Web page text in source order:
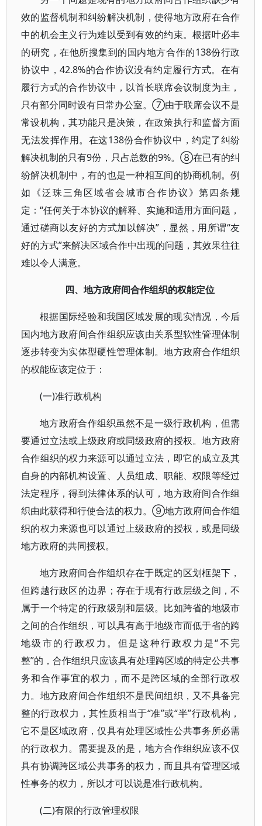
效的监督机制和纠纷解决机制，使得地方政府在合作
中的机会主义行为难以受到有效的约束。根据叶必丰
的研究，在他所搜集到的国内地方合作的138份行政
协议中，42.8%的合作协议没有约定履行方式。在有
履行方式的合作协议中，以首长联席会议制度为主，
只有部分同时设有日常办公室。⑦由于联席会议不是
常设机构，其功能只是决策，在政策执行和监督方面
无法发挥作用。在这138份合作协议中，约定了纠纷
解决机制的只有9份，只占总数的9%。⑧在已有的纠
纷解决机制中，有的也是一种相互间的协商机制。例
如《泛珠三角区域省会城市合作协议》第四条规
定：“任何关于本协议的解释、实施和适用方面问题，
通过磋商以友好的方式加以解决”，显然，用所谓“友
好的方式”来解决区域合作中出现的问题，其效果往往
难以令人满意。
四、地方政府间合作组织的权能定位
根据国际经验和我国区域发展的现实情况，今后
国内地方政府间合作组织应该由关系型软性管理体制
逐步转变为实体型硬性管理体制。地方政府合作组织
的权能应该定位于：
(一)准行政机构
地方政府合作组织虽然不是一级行政机构，但需
要通过立法或上级政府或同级政府的授权。地方政府
合作组织的权力来源可以通过立法，即它的成立及其
自身的内部机构设置、人员组成、职能、权限等经过
法定程序，得到法律体系的认可，地方政府间合作组
织由此获得和行使合法的权力。⑨地方政府间合作组
织的权力来源也可以通过上级政府的授权，或是同级
地方政府的共同授权。
地方政府间合作组织存在于既定的区划框架下，
但跨越行政区的边界；存在于现有行政层级之间，不
属于一个特定的行政级别和层级。比如跨省的地级市
之间的合作组织，可以具有高于地级市而低于省的跨
地级市的行政权力。但是这种行政权力是“不完
整”的，合作组织只应该具有处理跨区域的特定公共事
务和合作事宜的权力，而不是跨区域的全部行政权
力。地方政府间合作组织不是民间组织，又不具备完
整的行政权力，其性质相当于“准”或“半”行政机构，
它不是区域政府，仅具有处理区域性公共事务所必需
的行政权力。需要提及的是，地方合作组织应该不仅
具有协调跨区域公共事务的权力，而且具有管理区域
性事务的权力，所以才可以说是准行政机构。
(二)有限的行政管理权限